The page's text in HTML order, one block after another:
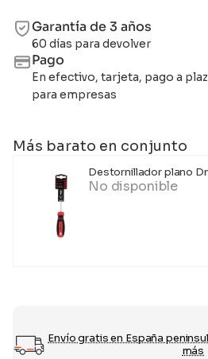
Garantía de 3 años
60 días para devolver
Pago
En efectivo, tarjeta, pago a
para empresas
Más barato en conjunto
Destornillador plano
No disponible
Envío gratis en España
más